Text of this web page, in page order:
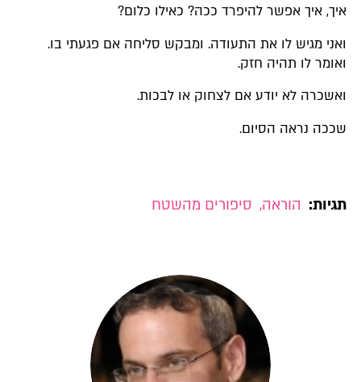
איך, איך אפשר להיפרד ככה? כאילו כלום?
ואני מגיש לו את התעודה. ומבקש סליחה אם פגעתי בו.
ואומר לו תהיה חזק.
ואשכרה לא יודע אם לצחוק או לבכות.
שככה נראה הסיום.
תגיות: הוראה, סיפורים מהשטח